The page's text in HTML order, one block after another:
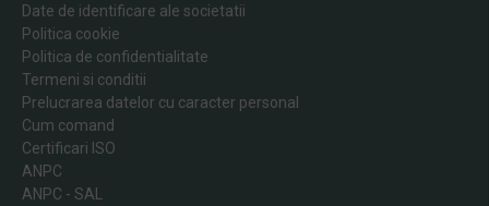
Date de identificare ale societatii
Politica cookie
Politica de confidentialitate
Termeni si conditii
Prelucrarea datelor cu caracter personal
Cum comand
Certificari ISO
ANPC
ANPC - SAL